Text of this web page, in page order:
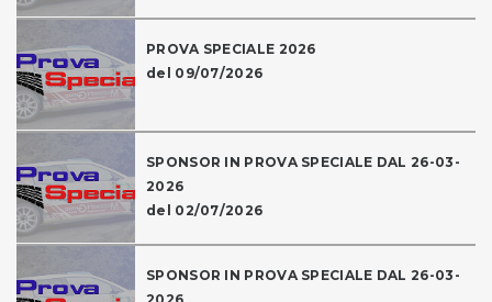
PROVA SPECIALE 2026
del 09/07/2026
SPONSOR IN PROVA SPECIALE DAL 26-03-
2026
del 02/07/2026
SPONSOR IN PROVA SPECIALE DAL 26-03-